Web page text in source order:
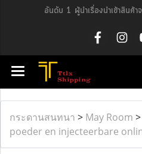
อันดับ 1 ผู้นำเรื่องนำเข้าสินค้า
กระดานสนทนา > May Room >
poeder en injecteerbare